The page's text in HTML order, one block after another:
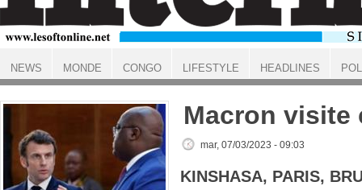
ACCUEIL
Macron visite
mar, 07/03/2023 - 09:03
KINSHASA, PARIS,
NEWS MONDE CONGO LIFESTYLE HEADLINES